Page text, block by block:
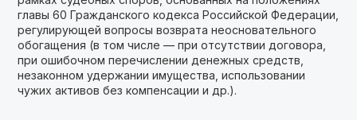
главы 60 Гражданского кодекса Российской Федерации,
регулирующей вопросы возврата неосновательного
обогащения (в том числе — при отсутствии договора,
при ошибочном перечислении денежных средств,
незаконном удержании имущества, использовании
чужих активов без компенсации и др.).